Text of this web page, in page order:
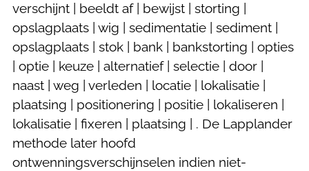
verschijnt | beeldt af | bewijst | storting |
opslagplaats | wig | sedimentatie | sediment |
opslagplaats | stok | bank | bankstorting | opties
| optie | keuze | alternatief | selectie | door |
naast | weg | verleden | locatie | lokalisatie |
plaatsing | positionering | positie | lokaliseren |
lokalisatie | fixeren | plaatsing | . De Lapplander
methode later hoofd
ontwenningsverschijnselen indien niet-